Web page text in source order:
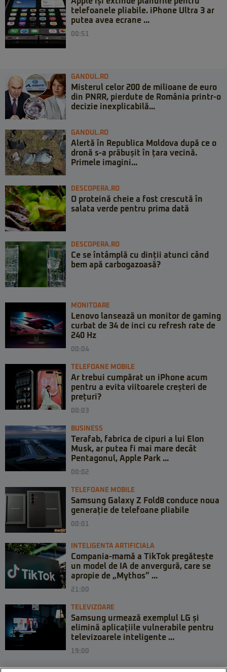
telefoanele pliabile. iPhone Ultra 3 ar
putea avea ecrane ...
00:51
GANDUL.RO
Misterul celor 200 de milioane de euro
din PNRR, pierdute de România printr-o
decizie inexplicabilă...
GANDUL.RO
Alertă în Republica Moldova după ce o
dronă s-a prăbușit în țara vecină.
Primele imagini...
DESCOPERA.RO
O proteină cheie a fost crescută în
salata verde pentru prima dată
DESCOPERA.RO
Ce se întâmplă cu dinții atunci când
bem apă carbogazoasă?
MONITOARE
Lenovo lansează un monitor de gaming
curbat de 34 de inci cu refresh rate de
240 Hz
00:04
TELEFOANE MOBILE
Ar trebui cumpărat un iPhone acum
pentru a evita viitoarele creșteri de
prețuri?
00:03
BUSINESS
Terafab, fabrica de cipuri a lui Elon
Musk, ar putea fi mai mare decât
Pentagonul, Apple Park ...
00:02
TELEFOANE MOBILE
Samsung Galaxy Z Fold8 conduce noua
generație de telefoane pliabile
00:01
INTELIGENTA ARTIFICIALA
Compania-mamă a TikTok pregătește
un model de IA de anvergură, care se
apropie de „Mythos” ...
21:00
TELEVIZOARE
Samsung urmează exemplul LG și
elimină aplicațiile vulnerabile pentru
televizoarele inteligente ...
19:00